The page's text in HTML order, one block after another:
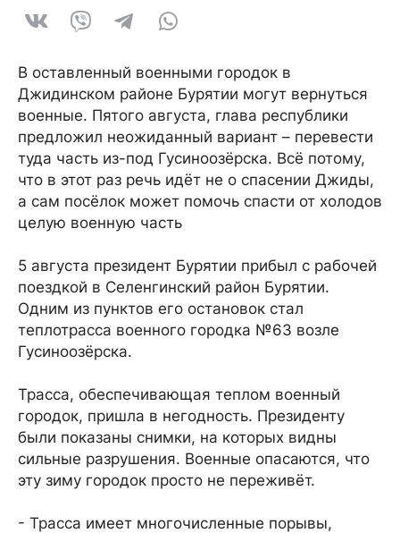
В оставленный военными городок в
Джидинском районе Бурятии могут вернуться
военные. Пятого августа, глава республики
предложил неожиданный вариант – перевести
туда часть из-под Гусиноозёрска. Всё потому,
что в этот раз речь идёт не о спасении Джиды,
а сам посёлок может помочь спасти от холодов
целую военную часть
5 августа президент Бурятии прибыл с рабочей
поездкой в Селенгинский район Бурятии.
Одним из пунктов его остановок стал
теплотрасса военного городка №63 возле
Гусиноозёрска.
Трасса, обеспечивающая теплом военный
городок, пришла в негодность. Президенту
были показаны снимки, на которых видны
сильные разрушения. Военные опасаются, что
эту зиму городок просто не переживёт.
- Трасса имеет многочисленные порывы,